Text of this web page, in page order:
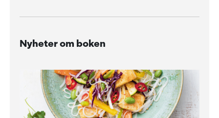
Nyheter om boken